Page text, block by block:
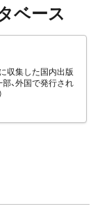
ベース
収集した国内出版
、外国で発行され